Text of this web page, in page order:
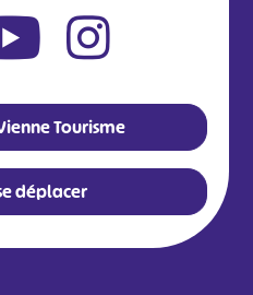
Tourisme
déplacer